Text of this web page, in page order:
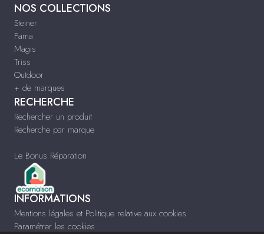
NOS COLLECTIONS
Steiner
Fama
Magis
Triss
Outdoor
+ de marques
RECHERCHE
Rechercher un produit
Recherche par marque
Le Bonus Réparation
INFORMATIONS
Mentions légales et Politique relative aux cookies
Paramétrer les cookies